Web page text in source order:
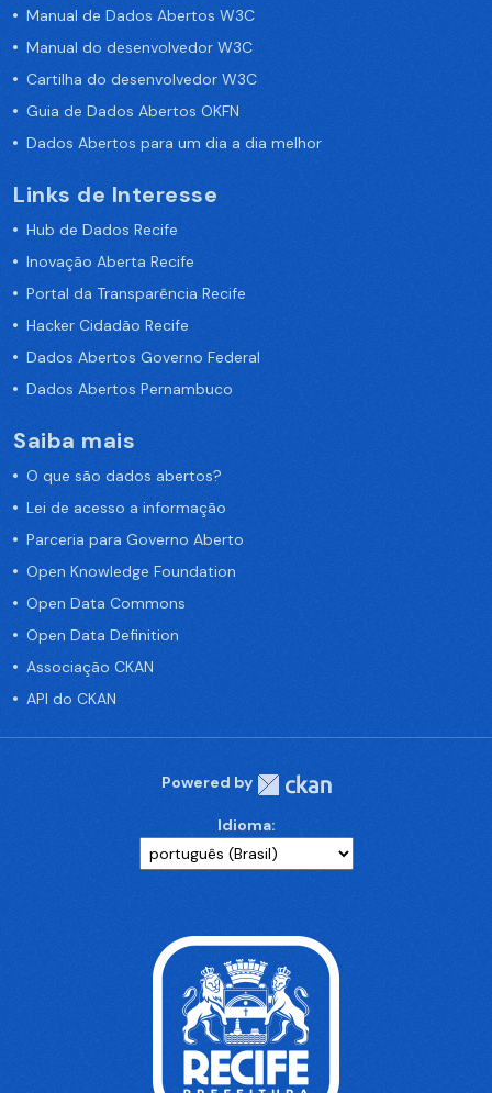
Manual de Dados Abertos W3C
Manual do desenvolvedor W3C
Cartilha do desenvolvedor W3C
Guia de Dados Abertos OKFN
Dados Abertos para um dia a dia melhor
Links de Interesse
Hub de Dados Recife
Inovação Aberta Recife
Portal da Transparência Recife
Hacker Cidadão Recife
Dados Abertos Governo Federal
Dados Abertos Pernambuco
Saiba mais
O que são dados abertos?
Lei de acesso a informação
Parceria para Governo Aberto
Open Knowledge Foundation
Open Data Commons
Open Data Definition
Associação CKAN
API do CKAN
Powered by
Idioma